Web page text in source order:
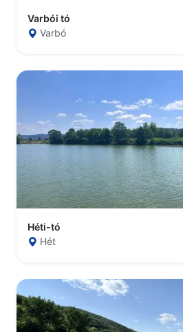
Varbói tó
Varbó
Héti-tó
Hét